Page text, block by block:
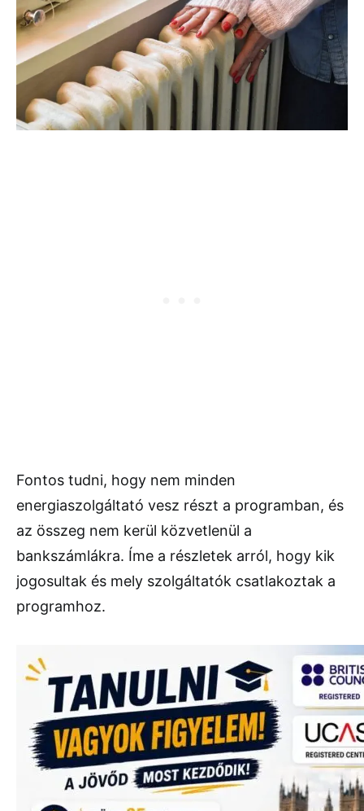
Fontos tudni, hogy nem minden
energiaszolgáltató vesz részt a programban, és
az összeg nem kerül közvetlenül a
bankszámlákra. Íme a részletek arról, hogy kik
jogosultak és mely szolgáltatók csatlakoztak a
programhoz.